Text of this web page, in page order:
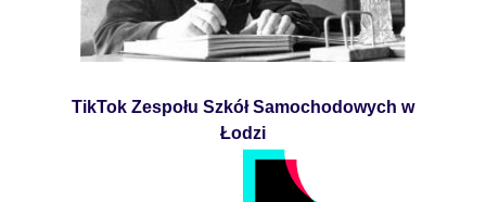
TikTok Zespołu Szkół Samochodowych w
Łodzi